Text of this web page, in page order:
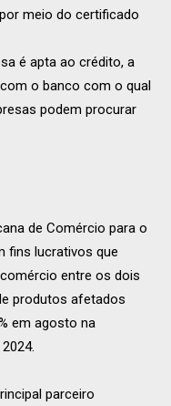
meio do certificado
é apta ao crédito, a
o banco com o qual
podem procurar
de Comércio para o
fins lucrativos que
entre os dois
produtos afetados
em agosto na
parceiro